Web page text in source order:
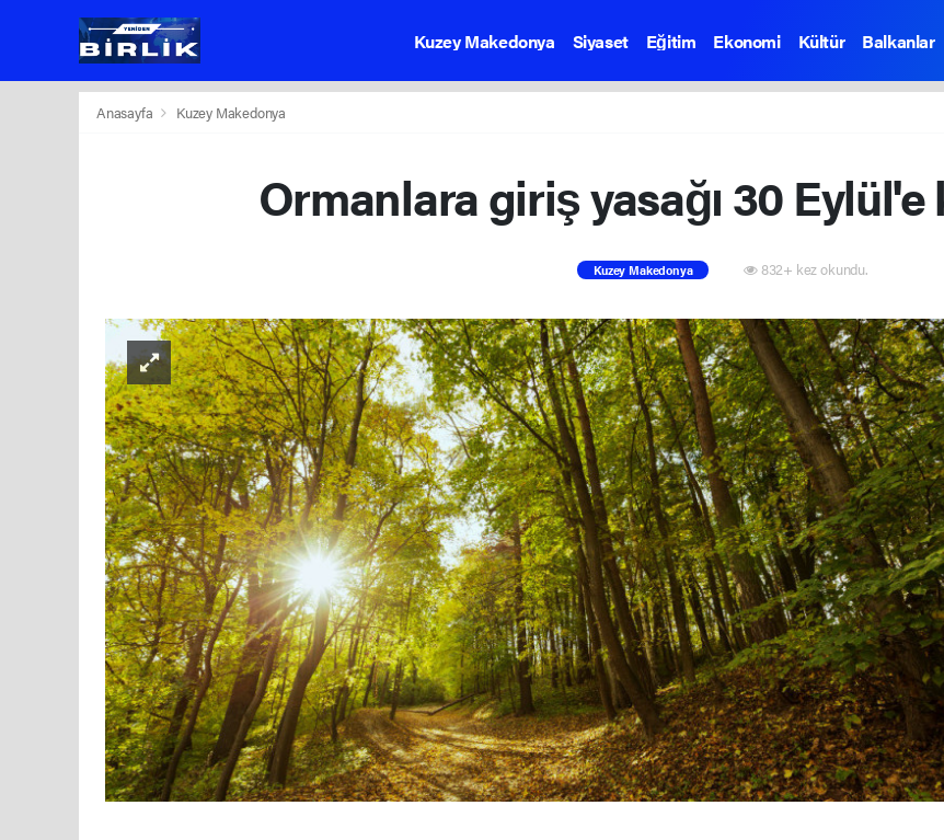
Kuzey Makedonya Siyaset Eğitim Ekonomi Kültür Balkanlar
Anasayfa Kuzey Makedonya
Ormanlara giriş yasağı 30 Eylül'e
Kuzey Makedonya 832+ kez okundu.